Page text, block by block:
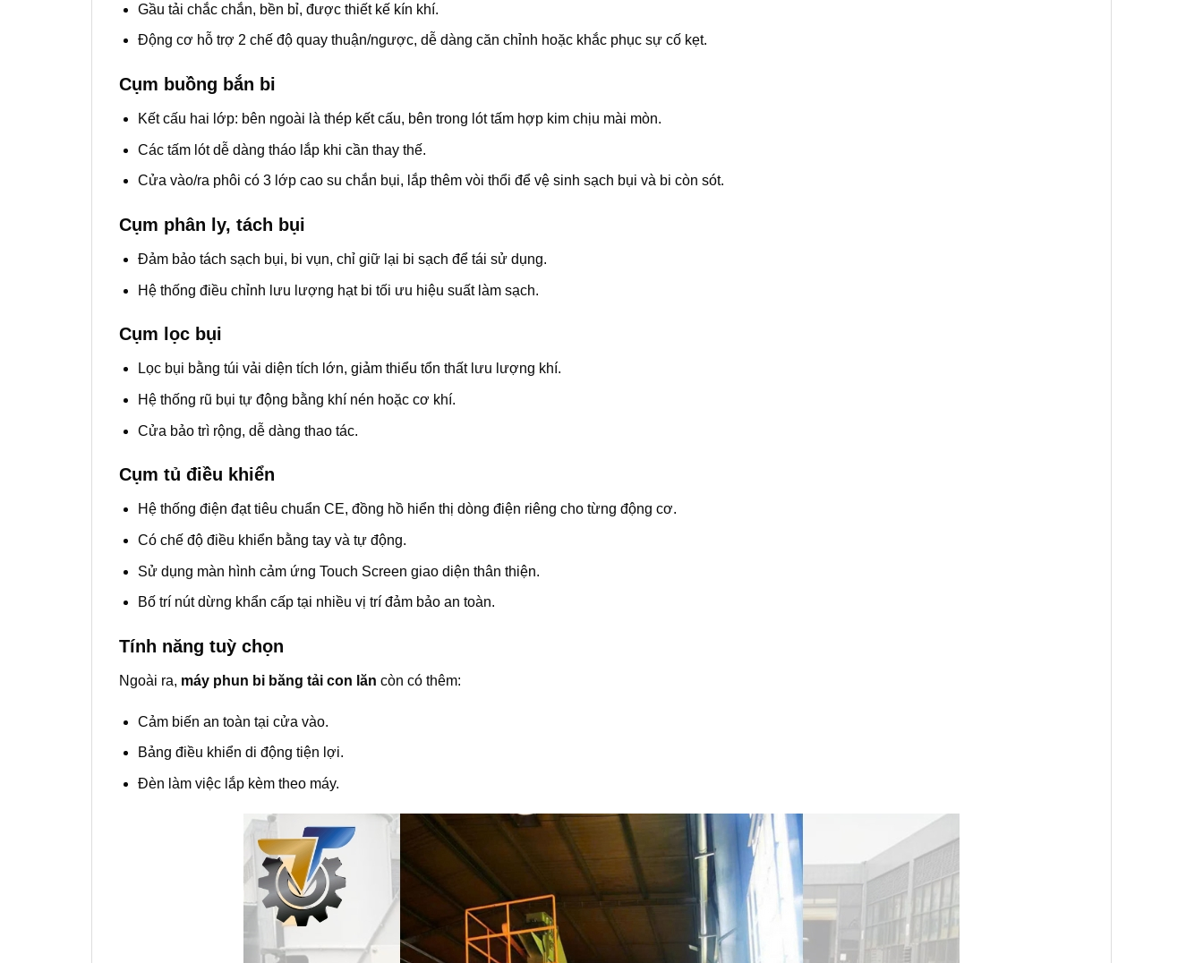
Gầu tải chắc chắn, bền bỉ, được thiết kế kín khí.
Động cơ hỗ trợ 2 chế độ quay thuận/ngược, dễ dàng căn chỉnh hoặc khắc phục sự cố kẹt.
Cụm buồng bắn bi
Kết cấu hai lớp: bên ngoài là thép kết cấu, bên trong lót tấm hợp kim chịu mài mòn.
Các tấm lót dễ dàng tháo lắp khi cần thay thế.
Cửa vào/ra phôi có 3 lớp cao su chắn bụi, lắp thêm vòi thổi để vệ sinh sạch bụi và bi còn sót.
Cụm phân ly, tách bụi
Đảm bảo tách sạch bụi, bi vụn, chỉ giữ lại bi sạch để tái sử dụng.
Hệ thống điều chỉnh lưu lượng hạt bi tối ưu hiệu suất làm sạch.
Cụm lọc bụi
Lọc bụi bằng túi vải diện tích lớn, giảm thiểu tổn thất lưu lượng khí.
Hệ thống rũ bụi tự động bằng khí nén hoặc cơ khí.
Cửa bảo trì rộng, dễ dàng thao tác.
Cụm tủ điều khiển
Hệ thống điện đạt tiêu chuẩn CE, đồng hồ hiển thị dòng điện riêng cho từng động cơ.
Có chế độ điều khiển bằng tay và tự động.
Sử dụng màn hình cảm ứng Touch Screen giao diện thân thiện.
Bố trí nút dừng khẩn cấp tại nhiều vị trí đảm bảo an toàn.
Tính năng tuỳ chọn
Ngoài ra, máy phun bi băng tải con lăn còn có thêm:
Cảm biến an toàn tại cửa vào.
Bảng điều khiển di động tiện lợi.
Đèn làm việc lắp kèm theo máy.